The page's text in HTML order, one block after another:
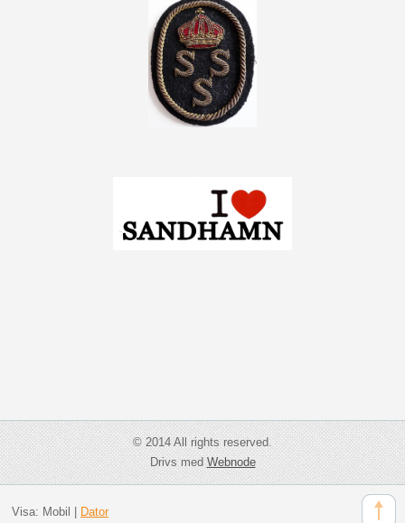
© 2014 All rights reserved.
Drivs medWebnode
Visa: Mobil Dator